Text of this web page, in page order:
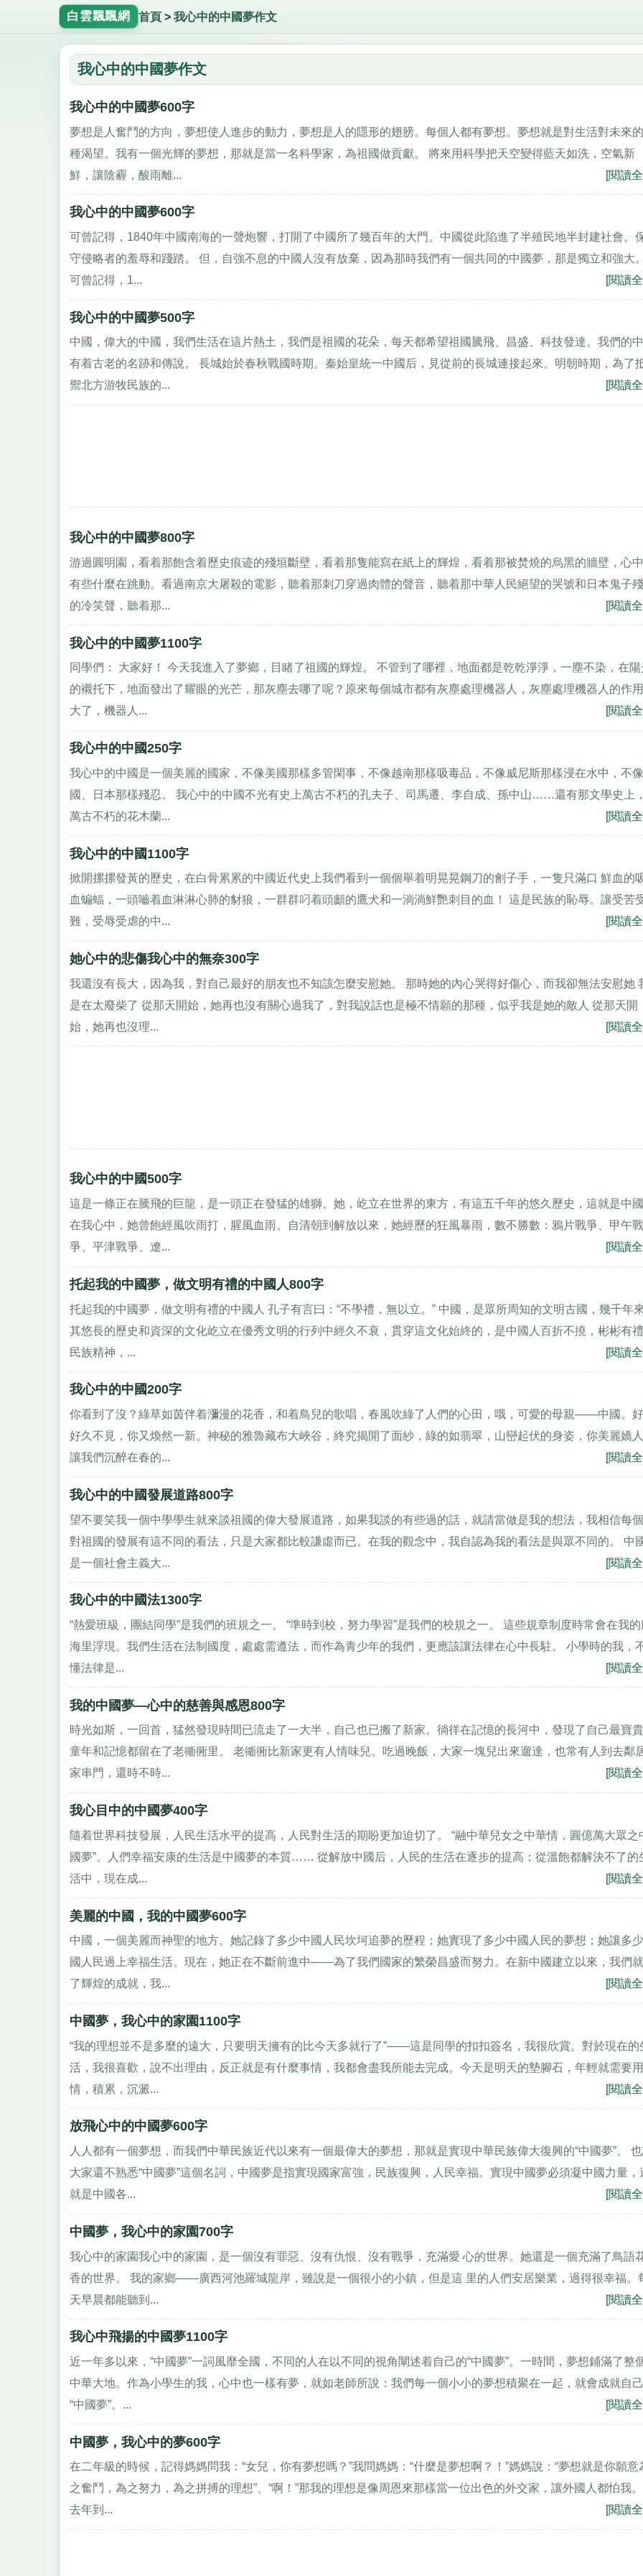
白雲飄飄網 首頁> 我心中的中國夢作文
我心中的中國夢作文
我心中的中國夢600字
夢想是人奮鬥的方向，夢想使人進步的動力，夢想是人的隱形的翅膀。每個人都有夢想。夢想就是對生活對未來
種渴望。我有一個光輝的夢想，那就是當一名科學家，為祖國做貢獻。 將來用科學把天空變得藍天如洗，空氣新
鮮，讓陰霾，酸雨離...
[閱讀
我心中的中國夢600字
可曾記得，1840年中國南海的一聲炮響，打開了中國所了幾百年的大門。中國從此陷進了半殖民地半封建社會。
守侵略者的羞辱和踐踏。 但，自強不息的中國人沒有放棄，因為那時我們有一個共同的中國夢，那是獨立和強大。
可曾記得，1...
[閱讀
我心中的中國夢500字
中國，偉大的中國，我們生活在這片熱土，我們是祖國的花朵，每天都希望祖國騰飛、昌盛、科技發達。我們的
有着古老的名跡和傳說。 長城始於春秋戰國時期。秦始皇統一中國后，見從前的長城連接起來。明朝時期，為了
禦北方游牧民族的...
[閱讀
我心中的中國夢800字
游過圓明園，看着那飽含着歷史痕迹的殘垣斷壁，看着那隻能寫在紙上的輝煌，看着那被焚燒的烏黑的牆壁，心
有些什麼在跳動。看過南京大屠殺的電影，聽着那刺刀穿過肉體的聲音，聽着那中華人民絕望的哭號和日本鬼子
的冷笑聲，聽着那...
[閱讀
我心中的中國夢1100字
同學們： 大家好！ 今天我進入了夢鄉，目睹了祖國的輝煌。 不管到了哪裡，地面都是乾乾淨淨，一塵不染，在
的襯托下，地面發出了耀眼的光芒，那灰塵去哪了呢？原來每個城市都有灰塵處理機器人，灰塵處理機器人的作
大了，機器人...
[閱讀
我心中的中國250字
我心中的中國是一個美麗的國家，不像美國那樣多管閑事，不像越南那樣吸毒品，不像威尼斯那樣浸在水中，不
國、日本那樣殘忍。 我心中的中國不光有史上萬古不朽的孔夫子、司馬遷、李自成、孫中山……還有那文學史上，
萬古不朽的花木蘭...
[閱讀
我心中的中國1100字
掀開摞摞發黃的歷史，在白骨累累的中國近代史上我們看到一個個舉着明晃晃鋼刀的劊子手，一隻只滿口 鮮血的
血蝙蝠，一頭嚙着血淋淋心肺的豺狼，一群群叼着頭顱的鷹犬和一淌淌鮮艷刺目的血！ 這是民族的恥辱。讓受苦
難，受辱受虐的中...
[閱讀
她心中的悲傷我心中的無奈300字
我還沒有長大，因為我，對自己最好的朋友也不知該怎麼安慰她。 那時她的內心哭得好傷心，而我卻無法安慰她
是在太廢柴了 從那天開始，她再也沒有關心過我了，對我說話也是極不情願的那種，似乎我是她的敵人 從那天開
始，她再也沒理...
[閱讀
我心中的中國500字
這是一條正在騰飛的巨龍，是一頭正在發猛的雄獅。她，屹立在世界的東方，有這五千年的悠久歷史，這就是中國
在我心中，她曾飽經風吹雨打，腥風血雨。自清朝到解放以來，她經歷的狂風暴雨，數不勝數：鴉片戰爭、甲午戰
爭、平津戰爭、遼...
[閱讀
托起我的中國夢，做文明有禮的中國人800字
托起我的中國夢，做文明有禮的中國人 孔子有言曰：“不學禮，無以立。” 中國，是眾所周知的文明古國，幾千年
其悠長的歷史和資深的文化屹立在優秀文明的行列中經久不衰，貫穿這文化始終的，是中國人百折不撓，彬彬有
民族精神，...
[閱讀
我心中的中國200字
你看到了沒？綠草如茵伴着瀰漫的花香，和着鳥兒的歌唱，春風吹綠了人們的心田，哦，可愛的母親——中國。
好久不見，你又煥然一新。神秘的雅魯藏布大峽谷，終究揭開了面紗，綠的如翡翠，山巒起伏的身姿，你美麗嬌人
讓我們沉醉在春的...
[閱讀
我心中的中國發展道路800字
望不要笑我一個中學學生就來談祖國的偉大發展道路，如果我談的有些過的話，就請當做是我的想法，我相信每個
對祖國的發展有這不同的看法，只是大家都比較謙虛而已。在我的觀念中，我自認為我的看法是與眾不同的。 中
是一個社會主義大...
[閱讀
我心中的中國法1300字
“熱愛班級，團結同學”是我們的班規之一。 “準時到校，努力學習”是我們的校規之一。 這些規章制度時常會在我的
海里浮現。我們生活在法制國度，處處需遵法，而作為青少年的我們，更應該讓法律在心中長駐。 小學時的我，
懂法律是...
[閱讀
我的中國夢—心中的慈善與感恩800字
時光如斯，一回首，猛然發現時間已流走了一大半，自己也已搬了新家。徜徉在記憶的長河中，發現了自己最寶
童年和記憶都留在了老衚衕里。 老衚衕比新家更有人情味兒。吃過晚飯，大家一塊兒出來遛達，也常有人到去鄰
家串門，還時不時...
[閱讀
我心目中的中國夢400字
隨着世界科技發展，人民生活水平的提高，人民對生活的期盼更加迫切了。 “融中華兒女之中華情，圓億萬大眾之
國夢”。人們幸福安康的生活是中國夢的本質…… 從解放中國后，人民的生活在逐步的提高；從溫飽都解決不了的
活中，現在成...
[閱讀
美麗的中國，我的中國夢600字
中國，一個美麗而神聖的地方。她記錄了多少中國人民坎坷追夢的歷程；她實現了多少中國人民的夢想；她讓多
國人民過上幸福生活。現在，她正在不斷前進中——為了我們國家的繁榮昌盛而努力。在新中國建立以來，我們
了輝煌的成就，我...
[閱讀
中國夢，我心中的家園1100字
“我的理想並不是多麼的遠大，只要明天擁有的比今天多就行了”——這是同學的扣扣簽名，我很欣賞。對於現在的
活，我很喜歡，說不出理由，反正就是有什麼事情，我都會盡我所能去完成。今天是明天的墊腳石，年輕就需要
情，積累，沉澱...
[閱讀
放飛心中的中國夢600字
人人都有一個夢想，而我們中華民族近代以來有一個最偉大的夢想，那就是實現中華民族偉大復興的“中國夢”。
大家還不熟悉“中國夢”這個名詞，中國夢是指實現國家富強，民族復興，人民幸福。實現中國夢必須凝中國力量，
就是中國各...
[閱讀
中國夢，我心中的家園700字
我心中的家園我心中的家園，是一個沒有罪惡、沒有仇恨、沒有戰爭，充滿愛 心的世界。她還是一個充滿了鳥語
香的世界。 我的家鄉——廣西河池羅城龍岸，雖說是一個很小的小鎮，但是這 里的人們安居樂業，過得很幸福。
天早晨都能聽到...
[閱讀
我心中飛揚的中國夢1100字
近一年多以來，“中國夢”一詞風靡全國，不同的人在以不同的視角闡述着自己的“中國夢”。一時間，夢想鋪滿了整
中華大地。作為小學生的我，心中也一樣有夢，就如老師所說：我們每一個小小的夢想積聚在一起，就會成就自
“中國夢”。...
[閱讀
中國夢，我心中的夢600字
在二年級的時候，記得媽媽問我：“女兒，你有夢想嗎？”我問媽媽：“什麼是夢想啊？！”媽媽說：“夢想就是你願意
之奮鬥，為之努力，為之拼搏的理想”、“啊！”那我的理想是像周恩來那樣當一位出色的外交家，讓外國人都怕我。
去年到...
[閱讀